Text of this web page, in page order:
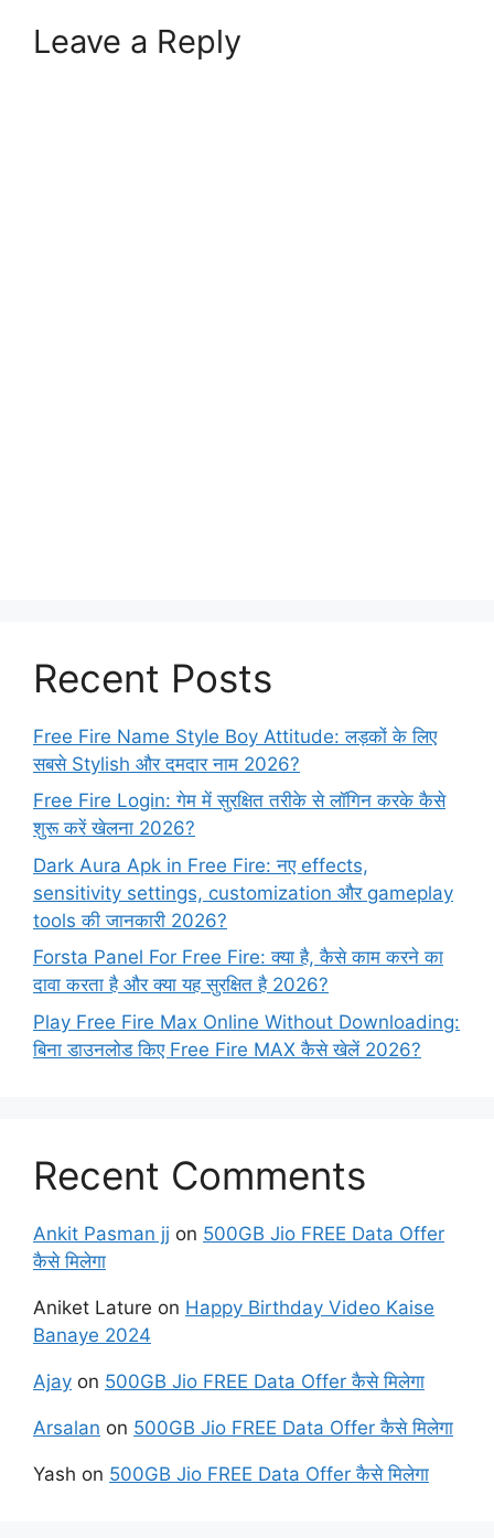
Leave a Reply
Recent Posts
Free Fire Name Style Boy Attitude: लड़कों के लिए
सबसे Stylish और दमदार नाम 2026?
Free Fire Login: गेम में सुरक्षित तरीके से लॉगिन करके कैसे
शुरू करें खेलना 2026?
Dark Aura Apk in Free Fire: नए effects,
sensitivity settings, customization और gameplay
tools की जानकारी 2026?
Forsta Panel For Free Fire: क्या है, कैसे काम करने का
दावा करता है और क्या यह सुरक्षित है 2026?
Play Free Fire Max Online Without Downloading:
बिना डाउनलोड किए Free Fire MAX कैसे खेलें 2026?
Recent Comments
Ankit Pasman jj on 500GB Jio FREE Data Offer
कैसे मिलेगा
Aniket Lature on Happy Birthday Video Kaise
Banaye 2024
Ajay on 500GB Jio FREE Data Offer कैसे मिलेगा
Arsalan on 500GB Jio FREE Data Offer कैसे मिलेगा
Yash on 500GB Jio FREE Data Offer कैसे मिलेगा